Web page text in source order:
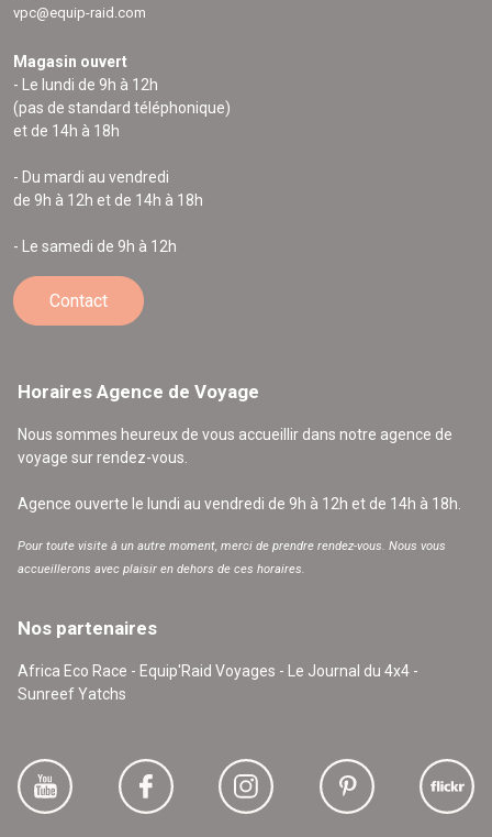
vpc@equip-raid.com
Magasin ouvert
- Le lundi de 9h à 12h
(pas de standard téléphonique)
et de 14h à 18h
- Du mardi au vendredi
de 9h à 12h et de 14h à 18h
- Le samedi de 9h à 12h
Contact
Horaires Agence de Voyage
Nous sommes heureux de vous accueillir dans notre agence de
voyage sur rendez-vous.
Agence ouverte le lundi au vendredi de 9h à 12h et de 14h à 18h.
Pour toute visite à un autre moment, merci de prendre rendez-vous. Nous vous
accueillerons avec plaisir en dehors de ces horaires.
Nos partenaires
Africa Eco Race - Equip'Raid Voyages - Le Journal du 4x4 -
Sunreef Yatchs